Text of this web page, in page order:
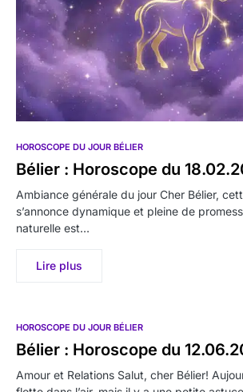
HOROSCOPE DU JOUR BÉLIER
Bélier : Horoscope du
Ambiance générale du jour Cher Bélier,
s’annonce dynamique et pleine de
naturelle est…
Lire plus
HOROSCOPE DU JOUR BÉLIER
Bélier : Horoscope du
Amour et Relations Salut, cher Bélier!